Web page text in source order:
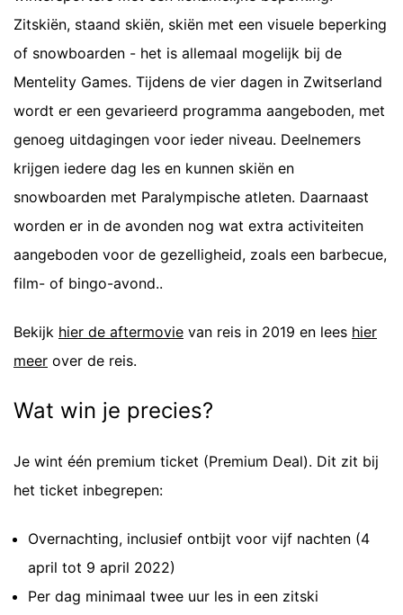
Zitskiën, staand skiën, skiën met een visuele beperking
of snowboarden - het is allemaal mogelijk bij de
Mentelity Games. Tijdens de vier dagen in Zwitserland
wordt er een gevarieerd programma aangeboden, met
genoeg uitdagingen voor ieder niveau. Deelnemers
krijgen iedere dag les en kunnen skiën en
snowboarden met Paralympische atleten. Daarnaast
worden er in de avonden nog wat extra activiteiten
aangeboden voor de gezelligheid, zoals een barbecue,
film- of bingo-avond..
Bekijk hier de aftermovie van reis in 2019 en lees hier
meer over de reis.
Wat win je precies?
Je wint één premium ticket (Premium Deal). Dit zit bij
het ticket inbegrepen:
Overnachting, inclusief ontbijt voor vijf nachten (4
april tot 9 april 2022)
Per dag minimaal twee uur les in een zitski